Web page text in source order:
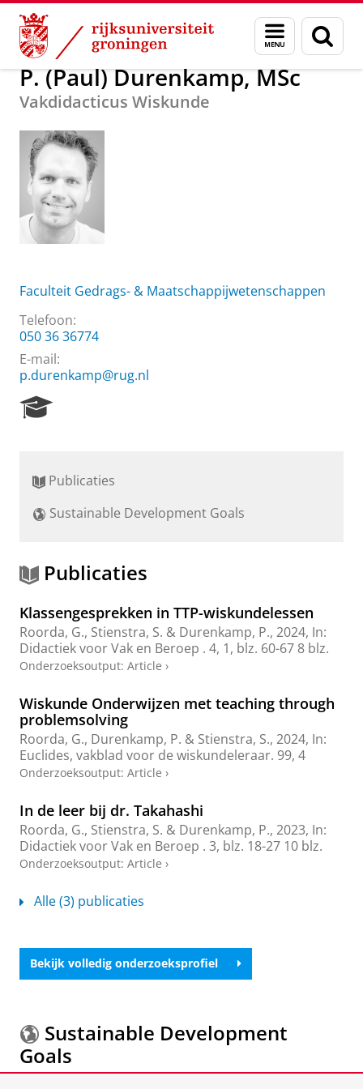
Skip
Content
Skip
Navigation
Menu
en
zoeken
Over ons P. (Paul) Durenkamp, MSc
P. (Paul) Durenkamp, MSc
Vakdidacticus Wiskunde
Faculteit Gedrags- & Maatschappijwetenschappen
Telefoon:
050 36 36774
E-mail:
p.durenkamp@rug.nl
r
h
r
t
l
Publicaties
Sustainable Development Goals
Publicaties
Klassengesprekken in TTP-wiskundelessen
Roorda, G., Stienstra, S. & Durenkamp, P., 2024, In:
Didactiek voor Vak en Beroep . 4, 1, blz. 60-67 8 blz.
Onderzoeksoutput: Article ›
Wiskunde Onderwijzen met teaching through
problemsolving
Roorda, G., Durenkamp, P. & Stienstra, S., 2024, In:
Euclides, vakblad voor de wiskundeleraar. 99, 4
Onderzoeksoutput: Article ›
In de leer bij dr. Takahashi
Roorda, G., Stienstra, S. & Durenkamp, P., 2023, In:
Didactiek voor Vak en Beroep . 3, blz. 18-27 10 blz.
Onderzoeksoutput: Article ›
Alle (3) publicaties
Bekijk volledig onderzoeksprofiel
Sustainable Development
Goals